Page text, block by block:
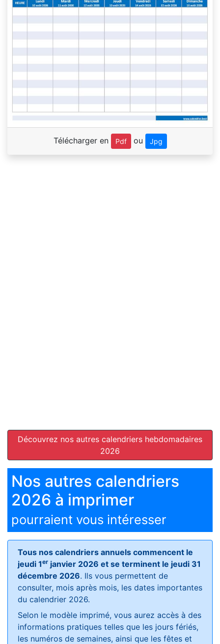
Télécharger en Pdf ou Jpg
Découvrez nos autres calendriers hebdomadaires
2026
Nos autres calendriers
2026 à imprimer
pourraient vous intéresser
Tous nos calendriers annuels commencent le
jeudi 1er janvier 2026 et se terminent le jeudi 31
décembre 2026. Ils vous permettent de
consulter, mois après mois, les dates importantes
du calendrier 2026.
Selon le modèle imprimé, vous aurez accès à des
informations pratiques telles que les jours fériés,
les numéros de semaines, ainsi que les fêtes et